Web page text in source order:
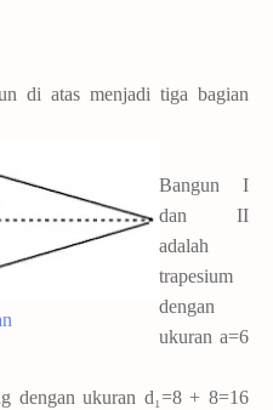
di atas menjadi tiga bagian
Bangun I
dan II
adalah
trapesium
dengan
ukuran a=6
dengan ukuran d₁=8 + 8=16